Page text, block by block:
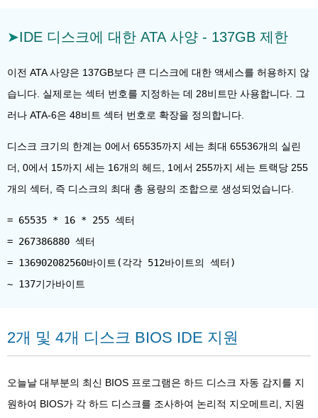
IDE 디스크에 대한 ATA 사양 - 137GB 제한
이전 ATA 사양은 137GB보다 큰 디스크에 대한 액세스를 허용하지 않
습니다. 실제로는 섹터 번호를 지정하는 데 28비트만 사용합니다. 그
러나 ATA-6은 48비트 섹터 번호로 확장을 정의합니다.
디스크 크기의 한계는 0에서 65535까지 세는 최대 65536개의 실린
더, 0에서 15까지 세는 16개의 헤드, 1에서 255까지 세는 트랙당 255
개의 섹터, 즉 디스크의 최대 총 용량의 조합으로 생성되었습니다.
= 65535 * 16 * 255 섹터
= 267386880 섹터
= 136902082560바이트(각각 512바이트의 섹터)
2개 및 4개 디스크 BIOS IDE 지원
오늘날 대부분의 최신 BIOS 프로그램은 하드 디스크 자동 감지를 지
원하여 BIOS가 각 하드 디스크를 조사하여 논리적 지오메트리, 지원